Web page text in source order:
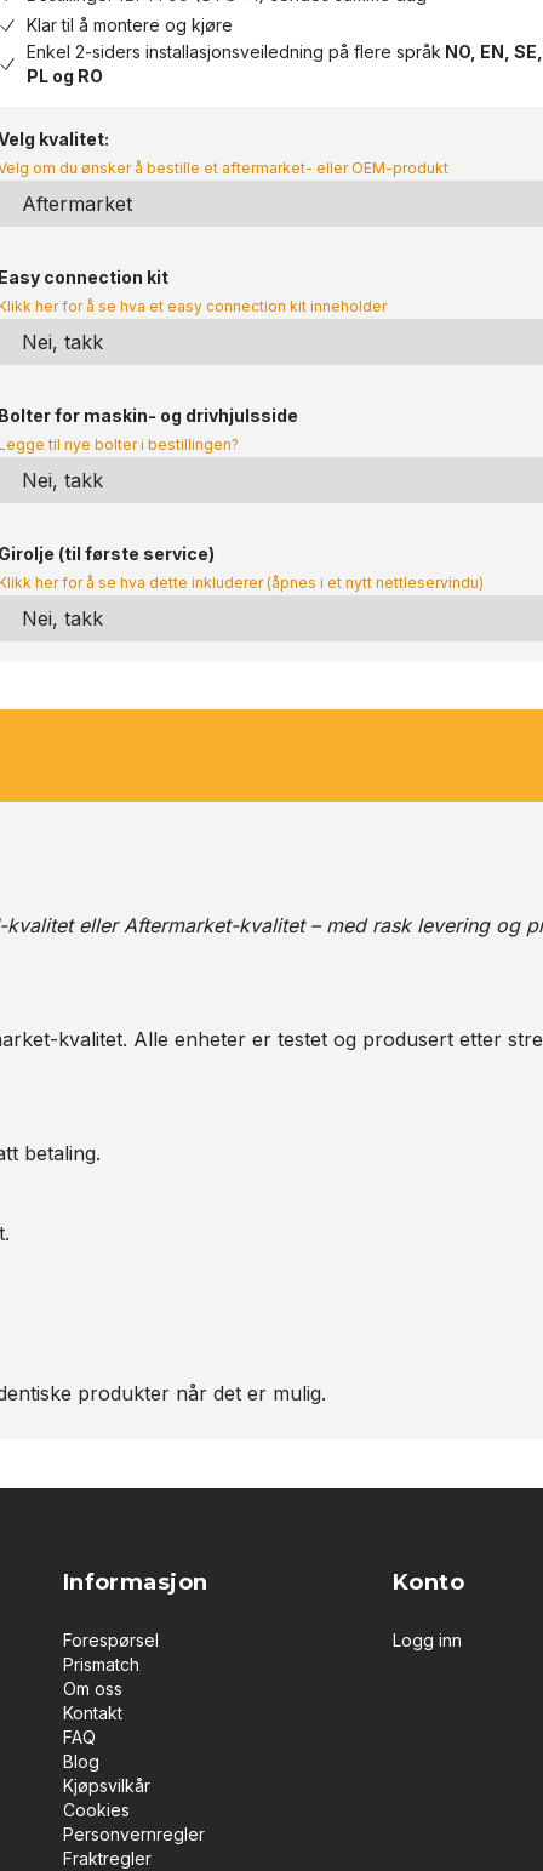
Klar til å montere og kjøre
Enkel 2-siders installasjonsveiledning på flere språk NO, EN,
PL og RO
kvalitet:
om du ønsker å bestille et aftermarket- eller OEM-produkt
Easy connection kit
her for å se hva et easy connection kit inneholder
Bolter for maskin- og drivhjulsside
til nye bolter i bestillingen?
Girolje (til første service)
her for å se hva dette inkluderer (åpnes i et nytt nettleservindu)
kvalitet eller Aftermarket-kvalitet – med rask levering og
kvalitet. Alle enheter er testet og produsert etter
betaling.
produkter når det er mulig.
Informasjon
Forespørsel
Prismatch
Om oss
Kontakt
FAQ
Blog
Kjøpsvilkår
Cookies
Personvernregler
Fraktregler
Konto
Logg inn